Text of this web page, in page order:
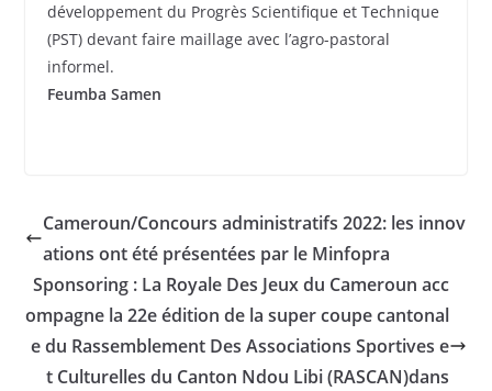
développement du Progrès Scientifique et Technique
(PST) devant faire maillage avec l’agro-pastoral
informel.
Feumba Samen
Cameroun/Concours administratifs 2022: les innov
ations ont été présentées par le Minfopra
Sponsoring : La Royale Des Jeux du Cameroun acc
ompagne la 22e édition de la super coupe cantonal
e du Rassemblement Des Associations Sportives e
t Culturelles du Canton Ndou Libi (RASCAN)dans